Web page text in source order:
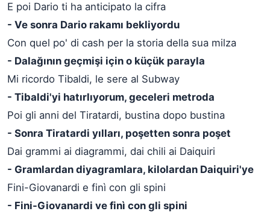
E poi Dario ti ha anticipato la cifra
- Ve sonra Dario rakamı bekliyordu
Con quel po' di cash per la storia della sua milza
- Dalağının geçmişi için o küçük parayla
Mi ricordo Tibaldi, le sere al Subway
- Tibaldi'yi hatırlıyorum, geceleri metroda
Poi gli anni del Tiratardi, bustina dopo bustina
- Sonra Tiratardi yılları, poşetten sonra poşet
Dai grammi ai diagrammi, dai chili ai Daiquiri
- Gramlardan diyagramlara, kilolardan Daiquiri'ye
Fini-Giovanardi e finì con gli spini
- Fini-Giovanardi ve finì con gli spini